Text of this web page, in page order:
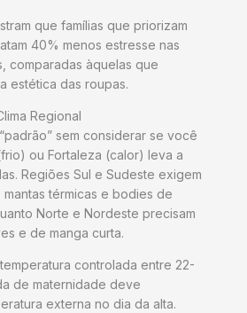
que famílias que priorizam
40% menos estresse nas
comparadas àquelas que
estética das roupas.
Regional
sem considerar se você
ou Fortaleza (calor) leva a
Regiões Sul e Sudeste exigem
mantas térmicas e bodies de
Norte e Nordeste precisam
e de manga curta.
controlada entre 22-
de maternidade deve
externa no dia da alta.